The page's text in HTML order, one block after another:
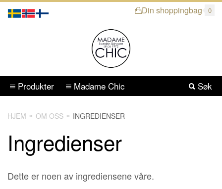
Din shoppingbag 0
Søk
Produkter Madame Chic
HJEM OM OSS INGREDIENSER
Ingredienser
Dette er noen av ingrediensene våre.